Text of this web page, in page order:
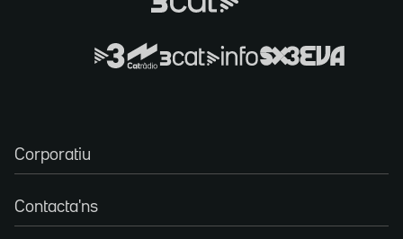
Corporatiu
Contacta'ns